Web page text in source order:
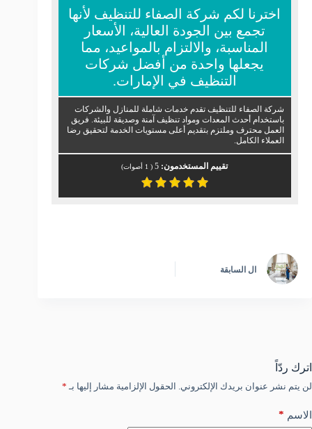
اخترنا لكم شركة الصفاء للتنظيف لأنها
تجمع بين الجودة العالية، الأسعار
المناسبة، والالتزام بالمواعيد، مما
يجعلها واحدة من أفضل شركات
التنظيف في الإمارات.
شركة الصفاء للتنظيف تقدم خدمات شاملة للمنازل والشركات
باستخدام أحدث المعدات ومواد تنظيف آمنة وصديقة للبيئة. فريق
العمل محترف وملتزم بتقديم أعلى مستويات الخدمة لتحقيق رضا
العملاء الكامل.
تقييم المستخدمون: 5
(
1 أصوات)
ال السابقة
اترك ردّاً
لن يتم نشر عنوان بريدك الإلكتروني. الحقول الإلزامية مشار إليها بـ *
الاسم *